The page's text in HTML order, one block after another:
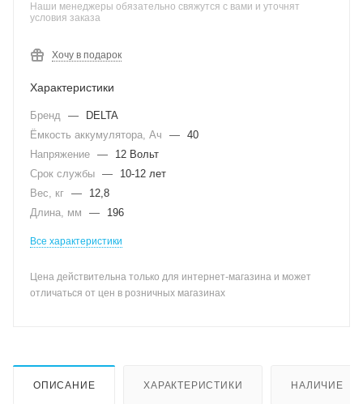
Наши менеджеры обязательно свяжутся с вами и уточнят
условия заказа
Хочу в подарок
Характеристики
Бренд —
DELTA
Ёмкость аккумулятора, Ач
— 40
Напряжение —
12 Вольт
Срок службы —
10-12 лет
Вес, кг —
12,8
Длина, мм
— 196
Все характеристики
Цена действительна только для интернет-магазина и может
отличаться от цен в розничных магазинах
ОПИСАНИЕ ХАРАКТЕРИСТИКИ НАЛИЧИЕ